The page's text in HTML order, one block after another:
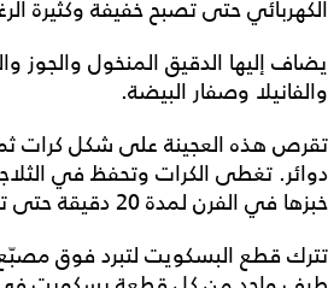
الكهربائي حتى تصبح خفيفة وكثيرة
يضاف إليها الدقيق المنخول والجوز
والفانيلا وصفار البيضة.
تقرص هذه العجينة على شكل كرات
خبزها في الفرن لمدة 20 دقيقة حتى تشقرّ قليلاً.
تترك قطع البسكويت لتبرد فوق